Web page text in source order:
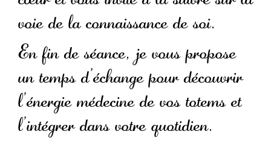
voie de la connaissance de soi.
En fin de séance, je vous propose
un temps d’échange pour découvrir
l’énergie médecine de vos totems et
l’intégrer dans votre quotidien.